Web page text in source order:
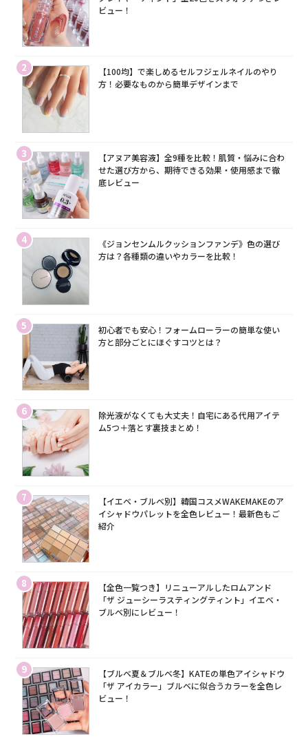
ビュー！
2
【100均】で楽しめるセルフジェルネイルのやり
方！必要なものから簡単デザインまで
3
【アヌア美容液】全9種を比較！肌質・悩みに合わ
せた選び方から、期待できる効果・使用感まで徹
底レビュー
4
《ジョンセンムルクッションファンデ》色の選び
方は？各種類の違いやカラーを比較！
5
初心者でも安心！フォームローラーの簡単な使い
方と部分ごとにほぐすコツとは？
6
除光液がなくても大丈夫！自宅にある代用アイテ
ム5つ＋落とす裏技まとめ！
7
【イエベ・ブルベ別】韓国コスメWAKEMAKEのア
イシャドウパレットを全色レビュー！最新色もご
紹介
8
【全色一覧つき】リニューアルしたロムアンド
「ザ ジューシーラスティングティント」イエベ・
ブルベ別にレビュー！
9
【ブルベ夏＆ブルベ冬】KATEの単色アイシャドウ
「ザ アイカラー」ブルベに似合うカラーを全色レ
ビュー！